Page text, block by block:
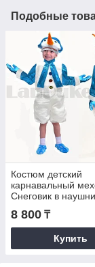
Подобные
Костюм детский
карнавальный
Снеговик в
8 800 ₸
Купить